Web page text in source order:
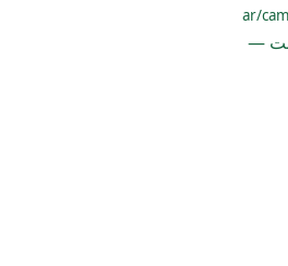
/ar/
—